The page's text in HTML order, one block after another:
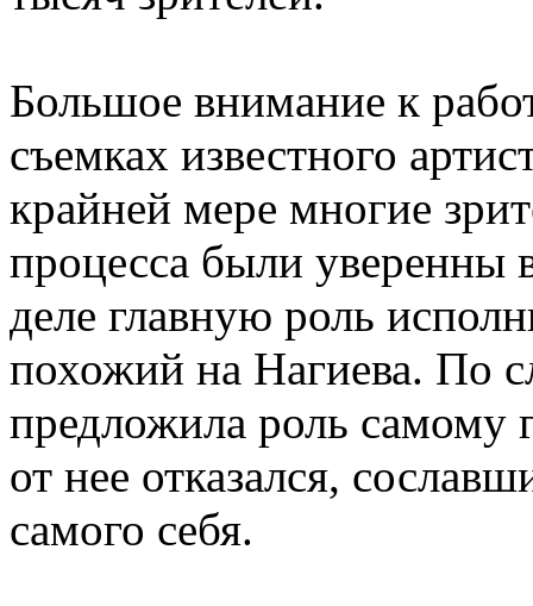
Большое внимание к
съемках известного
крайней мере многие
процесса были уверенны
деле главную роль
похожий на Нагиева. По
предложила роль
от нее отказался,
самого себя.